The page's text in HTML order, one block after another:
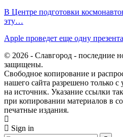
В Центре подготовки
эту…
Apple проведет еще одну
© 2026 - Славгород - последние
защищены.
Свободное копирование и
нашего сайта разрешено только
на источник. Указание ссылки
при копировании материалов в
печатные издания.
Sign in